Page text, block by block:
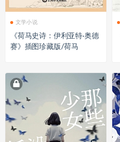
文学小说
《荷马史诗：伊利亚特·奥德
赛》插图珍藏版/荷马